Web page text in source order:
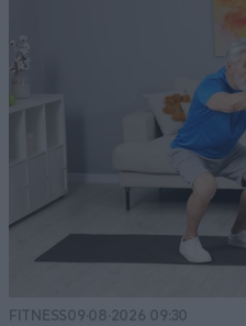
FITNESS09·08·2026 09:30